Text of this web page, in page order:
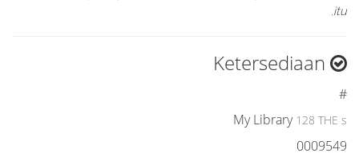
itu.
#
My Library 128 THE s
0009549